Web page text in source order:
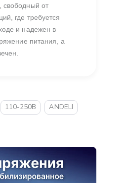
свободный от
где требуется
и надежен в
питания, а
110-250В
ANDELI